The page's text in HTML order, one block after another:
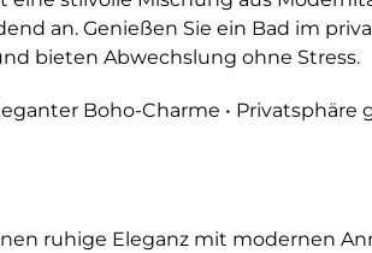
an. Genießen Sie ein Bad im
bieten Abwechslung ohne Stress.
Boho-Charme • Privatsphäre
ruhige Eleganz mit modernen